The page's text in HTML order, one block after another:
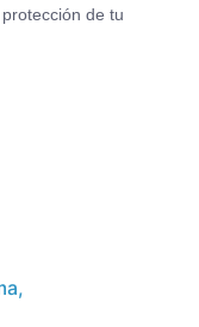
de tu
,